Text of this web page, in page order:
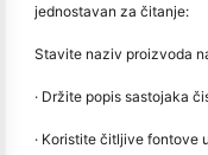
jednostavan za čitanje:
Stavite naziv proizvoda
· Držite popis sastojaka
· Koristite čitljive fontove